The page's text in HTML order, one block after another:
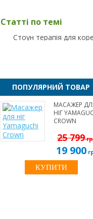
Статті по темі
Стоун терапія для
ПОПУЛЯРНИЙ ТОВАР
МАСАЖЕР
НІГ
CROWN
25 799
19 900
КУПИТИ